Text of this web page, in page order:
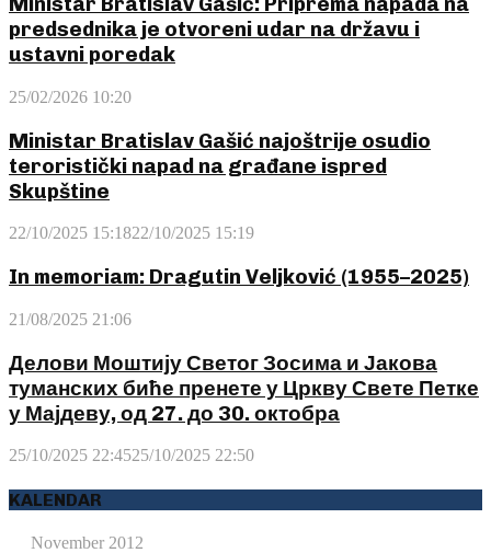
predsednika je otvoreni udar na državu i
ustavni poredak
25/02/2026 10:20
Ministar Bratislav Gašić najoštrije osudio
teroristički napad na građane ispred
Skupštine
22/10/2025 15:1822/10/2025 15:19
In memoriam: Dragutin Veljković (1955–2025)
21/08/2025 21:06
Делови Моштију Светог Зосима и Јакова
туманских биће пренете у Цркву Свете Петке
у Мајдеву, од 27. до 30. октобра
25/10/2025 22:4525/10/2025 22:50
KALENDAR
November 2012